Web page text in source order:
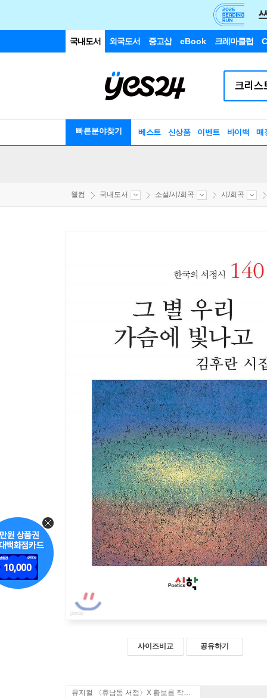
국내도서 외국도서 중고샵 eBook 크레마클럽
빠른분야찾기 베스트 신상품 이벤트 바이백 매
웰컴 국내도서 소설/시/희곡 시/희곡
사이즈비교 공유하기
뮤지컬 〈휴남동 서점〉X 황보름 작가 북토크